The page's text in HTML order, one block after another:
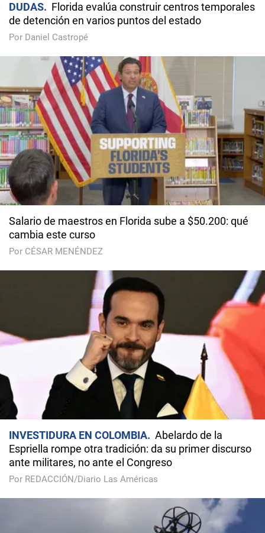
DUDAS
Florida evalúa construir centros temporales
de detención en varios puntos del estado
Por Daniel Castropé
Salario de maestros en Florida sube a $50.200: qué
cambia este curso
Por CÉSAR MENÉNDEZ
INVESTIDURA EN COLOMBIA
Abelardo de la
Espriella rompe otra tradición: da su primer discurso
ante militares, no ante el Congreso
Por REDACCIÓN/Diario Las Américas